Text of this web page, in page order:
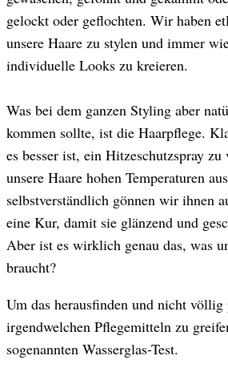
gelockt oder geflochten. Wir haben
unsere Haare zu stylen und immer
individuelle Looks zu kreieren.
Was bei dem ganzen Styling aber
kommen sollte, ist die Haarpflege.
es besser ist, ein Hitzeschutzspray zu
unsere Haare hohen Temperaturen
selbstverständlich gönnen wir ihnen
eine Kur, damit sie glänzend und
Aber ist es wirklich genau das, was
braucht?
Um das herausfinden und nicht völlig
irgendwelchen Pflegemitteln zu
sogenannten Wasserglas-Test.